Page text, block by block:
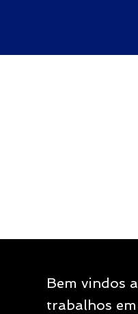
conteúdo
Bem vindos
trabalhos